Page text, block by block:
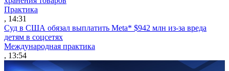
Практика
, 14:31
Суд в США обязал выплатить Meta* $942 млн из-за вреда
детям в соцсетях
Международная практика
, 13:54